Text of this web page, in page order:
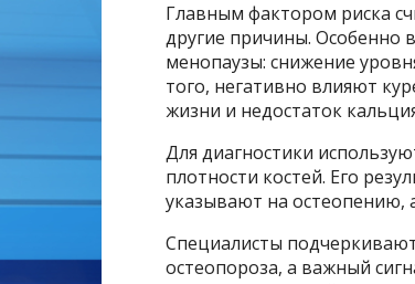
Главным фактором риска
другие причины. Особенно
менопаузы: снижение
того, негативно влияют
жизни и недостаток
Для диагностики
плотности костей. Его
указывают на остеопению,
Специалисты
остеопороза, а важный